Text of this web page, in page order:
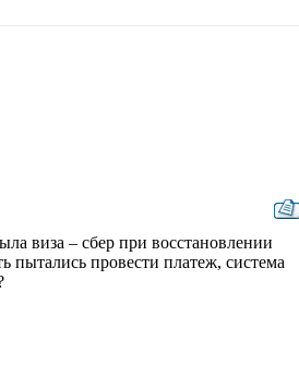
виза – сбер при восстановлении
провести платеж, система